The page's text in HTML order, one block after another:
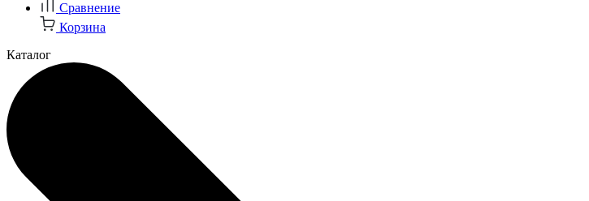
Сравнение
Корзина
Каталог